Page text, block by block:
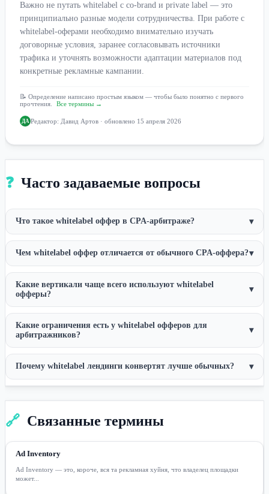
Важно не путать whitelabel с co-brand и private label — это
принципиально разные модели сотрудничества. При работе с
whitelabel-оферами необходимо внимательно изучать
договорные условия, заранее согласовывать источники
трафика и уточнять возможности адаптации материалов под
конкретные рекламные кампании.
📝 Определение написано простым языком — чтобы было понятно с первого
прочтения.
Все термины →
ДА Редактор: Давид Артов · обновлено 15 апреля 2026
❓ Часто задаваемые вопросы
Что такое whitelabel оффер в CPA-арбитраже? ▾
Чем whitelabel оффер отличается от обычного CPA-оффера?▾
Какие вертикали чаще всего используют whitelabel
офферы?
▾
Какие ограничения есть у whitelabel офферов для
арбитражников?
▾
Почему whitelabel лендинги конвертят лучше обычных? ▾
🔗 Связанные термины
Ad Inventory
Ad Inventory — это, короче, вся та рекламная хуйня, что владелец площадки
может...